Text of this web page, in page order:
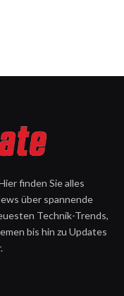
finden Sie alles
über spannende
Technik-Trends,
bis hin zu Updates